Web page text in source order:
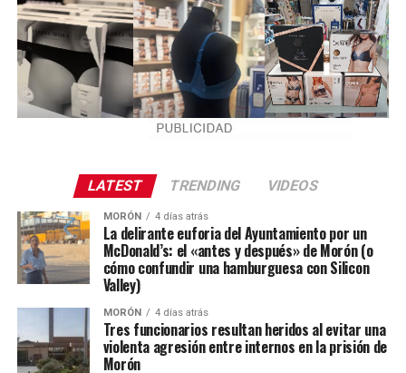
LATEST TRENDING VIDEOS
MORÓN 4 días atrás
La delirante euforia del Ayuntamiento por un
McDonald’s: el «antes y después» de Morón (o
cómo confundir una hamburguesa con Silicon
Valley)
MORÓN 4 días atrás
Tres funcionarios resultan heridos al evitar una
violenta agresión entre internos en la prisión de
Morón